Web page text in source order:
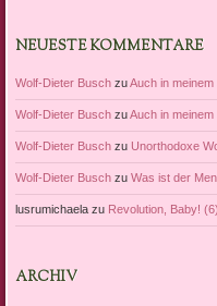
NEUESTE KOMMENTARE
Wolf-Dieter BuschzuAuch in meinem
Wolf-Dieter BuschzuAuch in meinem
Wolf-Dieter Buschzu Unorthodoxe
Wolf-Dieter Buschzu Was ist der
lusrumichaelazu Revolution, Baby! (6)
ARCHIV